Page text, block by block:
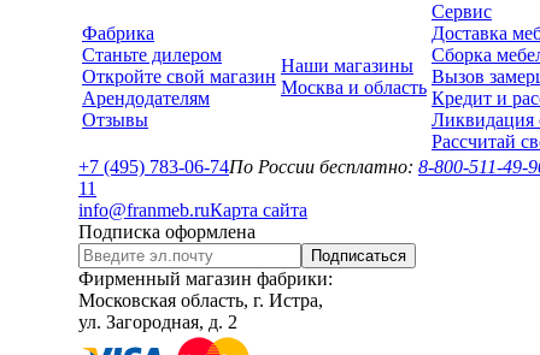
Фабрика
Станьте дилером
Откройте свой магазин
Арендодателям
Отзывы
Наши магазины
Москва и область
Сервис
Доставка
Сборка
Вызов
Кредит и
Ликвидация
Рассчитай
+7 (495) 783-06-74По России бесплатно: 8-800-511-49-
11
info@franmeb.ruКарта сайта
Подписка оформлена
Подписаться
Фирменный магазин фабрики:
Московская область, г. Истра,
ул. Загородная, д. 2